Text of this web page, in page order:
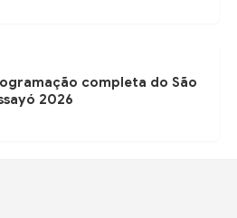
completa do São
2026